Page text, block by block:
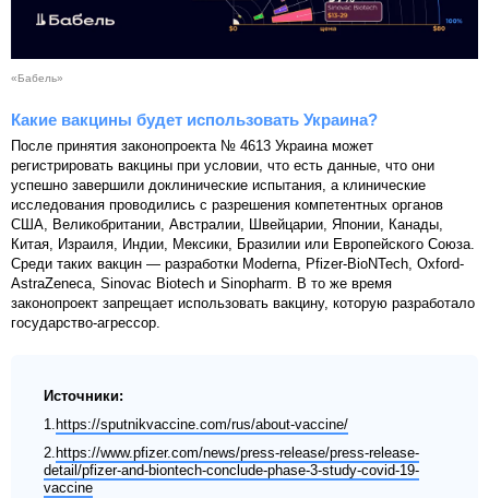
«Бабель»
Какие вакцины будет использовать Украина?
После принятия законопроекта № 4613 Украина может
регистрировать вакцины при условии, что есть данные, что они
успешно завершили доклинические испытания, а клинические
исследования проводились с разрешения компетентных органов
США, Великобритании, Австралии, Швейцарии, Японии, Канады,
Китая, Израиля, Индии, Мексики, Бразилии или Европейского Союза.
Среди таких вакцин — разработки Moderna, Pfizer-BioNTech, Oxford-
AstraZeneca, Sinovac Biotech и Sinopharm. В то же время
законопроект запрещает использовать вакцину, которую разработало
государство-агрессор.
Источники:
1. https://sputnikvaccine.com/rus/about-vaccine/
2. https://www.pfizer.com/news/press-release/press-release-
detail/pfizer-and-biontech-conclude-phase-3-study-covid-19-
vaccine